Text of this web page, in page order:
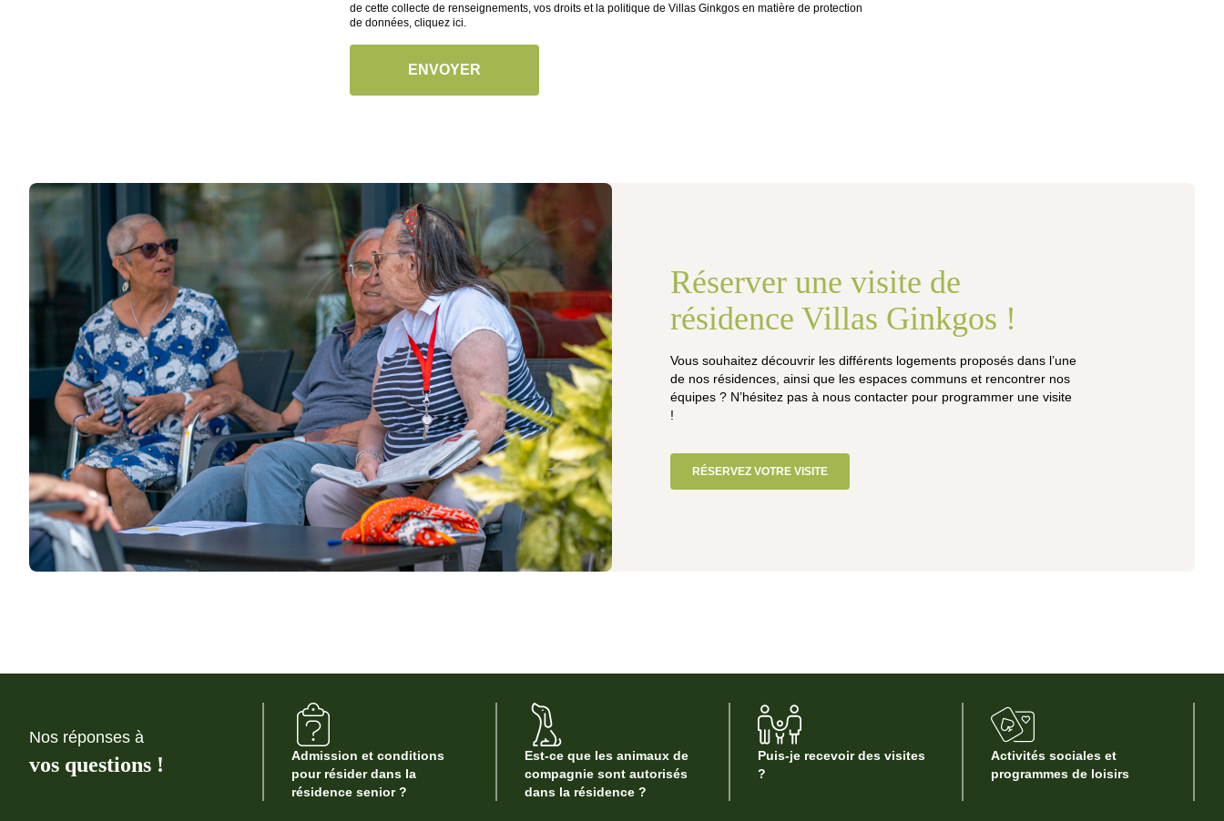
de cette collecte de renseignements, vos droits et la politique de Villas Ginkgos en matière de protection
de données, cliquez ici.
Réserver une visite de
résidence Villas Ginkgos !
Vous souhaitez découvrir les différents logements proposés dans l’une
de nos résidences, ainsi que les espaces communs et rencontrer nos
équipes ? N’hésitez pas à nous contacter pour programmer une visite
!
RÉSERVEZ VOTRE VISITE
Nos réponses à
vos questions !
Admission et conditions
pour résider dans la
résidence senior ?
Est-ce que les animaux de
compagnie sont autorisés
dans la résidence ?
Puis-je recevoir des visites
?
Activités sociales et
programmes de loisirs